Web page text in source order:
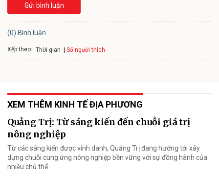
Gửi bình luận
(0) Bình luận
Xếp theo: Thời gian Số người thích
XEM THÊM KINH TẾ ĐỊA PHƯƠNG
Quảng Trị: Từ sáng kiến đến chuỗi giá trị
nông nghiệp
Từ các sáng kiến được vinh danh, Quảng Trị đang hướng tới xây
dựng chuỗi cung ứng nông nghiệp bền vững với sự đồng hành của
nhiều chủ thể.